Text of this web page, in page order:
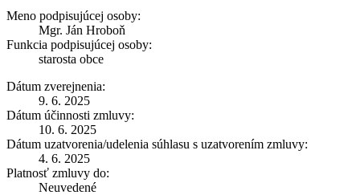
Meno podpisujúcej osoby:
Mgr. Ján Hroboň
Funkcia podpisujúcej osoby:
starosta obce
Dátum zverejnenia:
9. 6. 2025
Dátum účinnosti zmluvy:
10. 6. 2025
Dátum uzatvorenia/udelenia súhlasu s uzatvorením zmluvy:
4. 6. 2025
Platnosť zmluvy do:
Neuvedené